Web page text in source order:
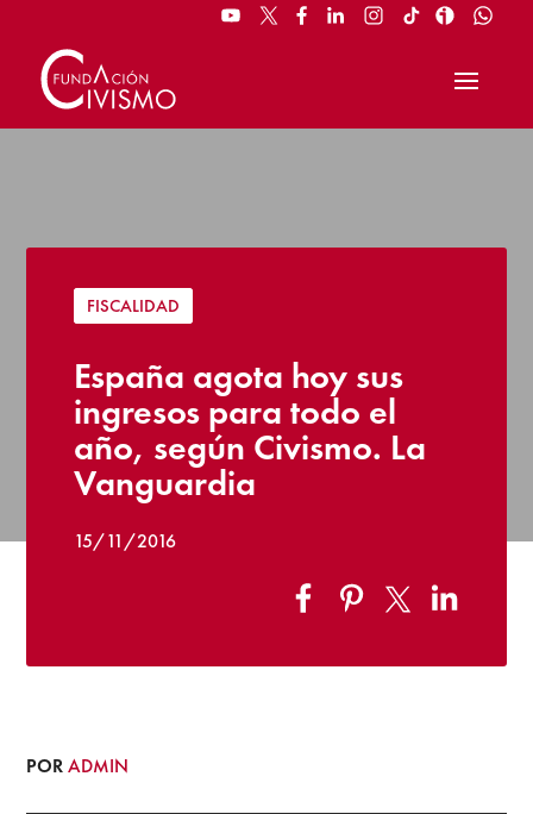
FISCALIDAD
España agota hoy sus
ingresos para todo el
año, según Civismo. La
Vanguardia
15/11/2016
PORADMIN